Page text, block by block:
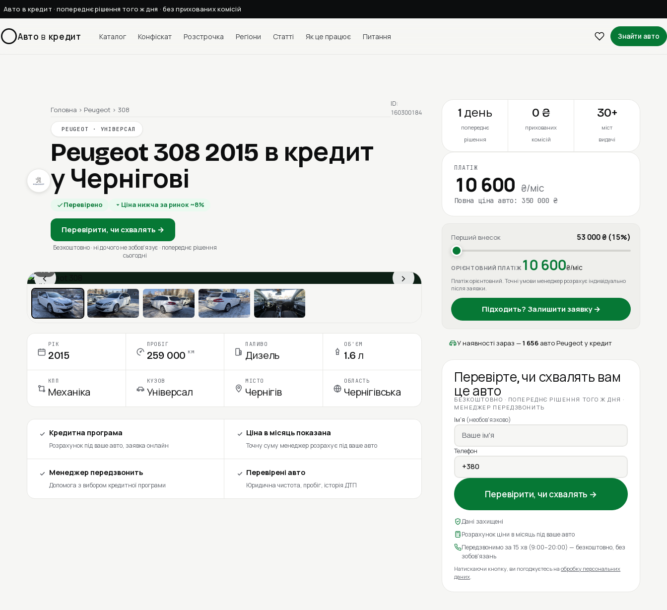
Авто в кредит · попереднє рішення того ж дня · без прихованих комісій
Авто в кредит Каталог Конфіскат Розстрочка Регіони Статті Як це працює Питання Знайти авто
Головна › Peugeot › 308
PEUGEOT · УНІВЕРСАЛ
Peugeot 308 2015 в кредит
у Чернігові
Перевірено Ціна нижча за ринок ~8%
Перевірити, чи схвалять →
Безкоштовно · ні до чого не зобовʼязує · попереднє рішення
сьогодні
ID:
160300184
‹ ›
1 / 6
Ціна в місяць
РІК
2015
ПРОБІГ
259 000 км
ПАЛИВО
Дизель
ОБ'ЄМ
1.6 л
КПП
Механіка
КУЗОВ
Універсал
МІСТО
Чернігів
ОБЛАСТЬ
Чернігівська
Кредитна програма
Розрахунок під ваше авто, заявка онлайн
Ціна в місяць показана
Точну суму менеджер розрахує під ваше авто
Менеджер передзвонить
Допомога з вибором кредитної програми
Перевірені авто
Юридична чистота, пробіг, історія ДТП
1 день
попереднє
рішення
0 ₴
прихованих
комісій
30+
міст
видачі
ПЛАТІЖ
10 600 ₴/міс
Повна ціна авто: 350 000 ₴
Перший внесок 53 000 ₴ (15%)
ОРІЄНТОВНИЙ ПЛАТІЖ 10 600₴/міс
Платіж орієнтовний. Точні умови менеджер розрахує індивідуально
після заявки.
Підходить? Залишити заявку →
У наявності зараз —1 656 авто Peugeot у кредит
Перевірте, чи схвалять вам
це авто
БЕЗКОШТОВНО · ПОПЕРЕДНЄ РІШЕННЯ ТОГО Ж ДНЯ ·
МЕНЕДЖЕР ПЕРЕДЗВОНИТЬ
Ім'я (необов'язково)
Телефон
Перевірити, чи схвалять →
Дані захищені
Розрахунок ціни в місяць під ваше авто
Передзвонимо за 15 хв (9:00–20:00) — безкоштовно, без
зобов'язань
Натискаючи кнопку, ви погоджуєтесь наобробку персональних
даних